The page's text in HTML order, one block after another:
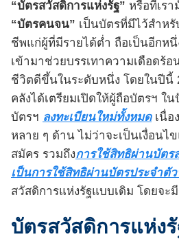
“บัตรสวัสดิการแห่งรัฐ” หรือที่เร
“บัตรคนจน” เป็นบัตรที่มีไว้สำหรั
ชีพแก่ผู้ที่มีรายได้ต่ำ ถือเป็นอีกหนึ่
เข้ามาช่วยบรรเทาความเดือดร้
ชีวิตดีขึ้นในระดับหนึ่ง โดยในปีนี้
คลังได้เตรียมเปิดให้ผู้ถือบัตรฯ ใ
บัตรฯ ลงทะเบียนใหม่ทั้งหมดเนื่อ
หลาย ๆ ด้าน ไม่ว่าจะเป็นเงื่อน
สมัคร รวมถึงการใช้สิทธิผ่านบัตร
เป็นการใช้สิทธิผ่านบัตรประจำตั
สวัสดิการแห่งรัฐแบบเดิม โดยจะ
บัตรสวัสดิการแห่ง